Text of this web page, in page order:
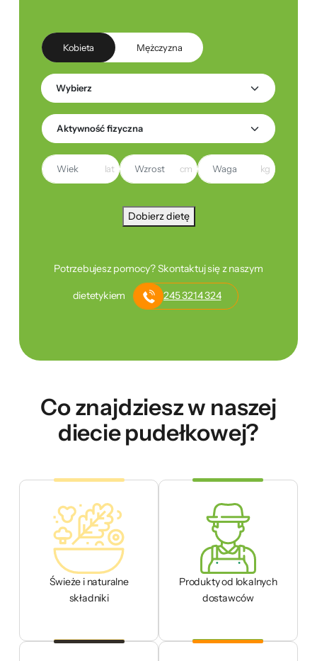
Kobieta Mężczyzna
lat cm kg
Dobierz dietę
Potrzebujesz pomocy? Skontaktuj się z naszym
dietetykiem 245 3214 324
Co znajdziesz w naszej
diecie pudełkowej?
Świeże i naturalne
składniki
Produkty od lokalnych
dostawców